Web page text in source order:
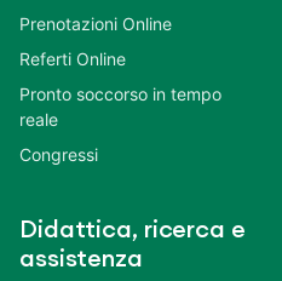
Prenotazioni Online
Referti Online
Pronto soccorso in tempo
reale
Congressi
Didattica, ricerca e
assistenza